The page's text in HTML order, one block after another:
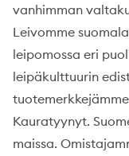
vanhimman
Leivomme
leipomossa eri
leipäkulttuurin
Kauratyynyt.
maissa.